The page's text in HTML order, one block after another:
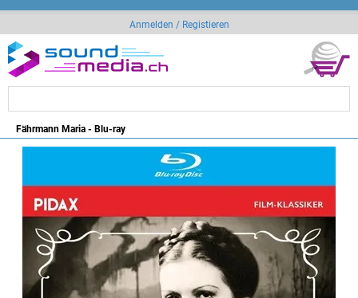
Anmelden / Registieren
Fährmann Maria - Blu-ray